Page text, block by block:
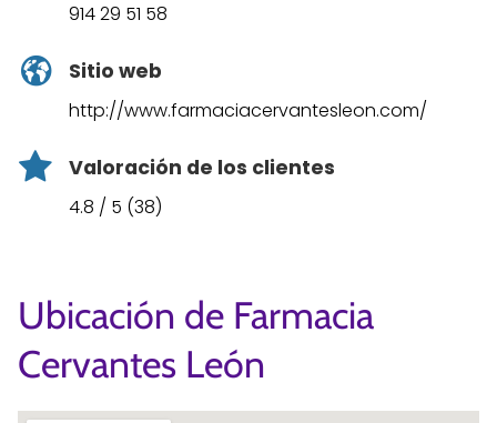
914 29 51 58
Sitio web
http://www.farmaciacervantesleon.com/
Valoración de los clientes
4.8 / 5 (38)
Ubicación de Farmacia
Cervantes León